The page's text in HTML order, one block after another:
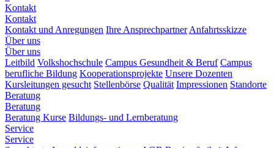
Kontakt
Kontakt
Kontakt und Anregungen Ihre Ansprechpartner Anfahrtsskizze
Über uns
Über uns
Leitbild Volkshochschule Campus Gesundheit & Beruf Campus
berufliche Bildung Kooperationsprojekte Unsere Dozenten
Kursleitungen gesucht Stellenbörse Qualität Impressionen Standorte
Beratung
Beratung
Beratung Kurse Bildungs- und Lernberatung
Service
Service